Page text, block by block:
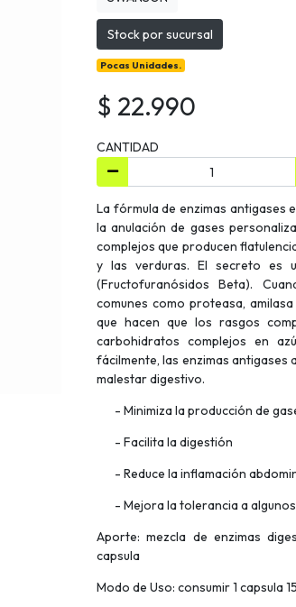
Stock por sucursal
Pocas Unidades.
$ 22.990
CANTIDAD
La fórmula de enzimas antigases
la anulación de gases
complejos que producen
y las verduras. El secreto es
(Fructofuranósidos Beta).
comunes como proteasa,
que hacen que los rasgos
carbohidratos complejos en
fácilmente, las enzimas antigases
malestar digestivo.
- Minimiza la producción de
- Facilita la digestión
- Reduce la inflamación
- Mejora la tolerancia a
Aporte: mezcla de enzimas
capsula
Modo de Uso: consumir 1 capsula